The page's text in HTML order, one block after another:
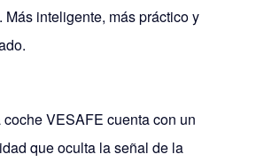
Más inteligente, más práctico y
coche VESAFE cuenta con un
que oculta la señal de la